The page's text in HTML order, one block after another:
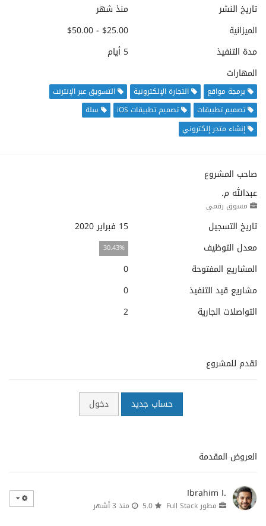
تاريخ النشر
منذ شهر
الميزانية
$25.00 - $50.00
مدة التنفيذ
5 أيام
المهارات
برمجة مواقع التجارة الإلكترونية
التسويق عبر الإنترنت
تصميم تطبيقات
تصميم تطبيقات iOS
سلة
إنشاء متجر إلكتروني
صاحب المشروع
عبدالله م.
مسوق رقمي
تاريخ التسجيل
15 فبراير 2020
معدل التوظيف
30.43%
المشاريع المفتوحة
0
مشاريع قيد التنفيذ
0
التواصلات الجارية
2
تقدم للمشروع
حساب جديد دخول
العروض المقدمة
Ibrahim I.
مطور Full Stack منذ 3 أشهر